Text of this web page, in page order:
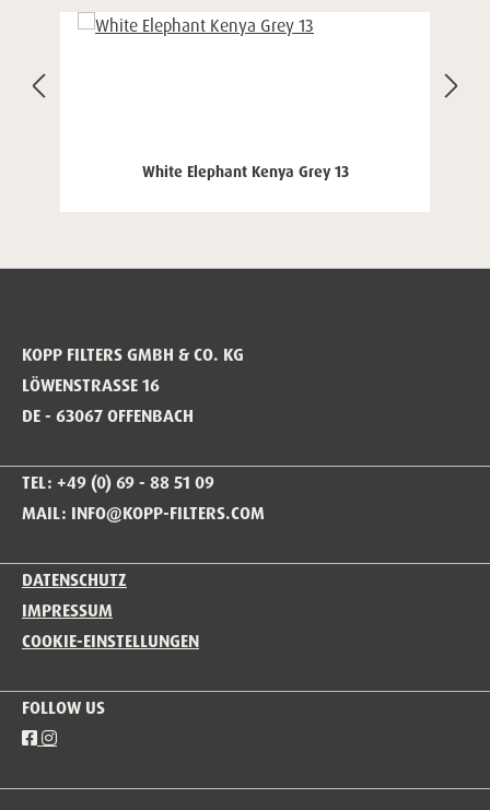
White Elephant Kenya Grey 13
KOPP FILTERS GMBH & CO. KG
LÖWENSTRASSE 16
DE - 63067 OFFENBACH
TEL: +49 (0) 69 - 88 51 09
MAIL: INFO@KOPP-FILTERS.COM
DATENSCHUTZ
IMPRESSUM
COOKIE-EINSTELLUNGEN
FOLLOW US